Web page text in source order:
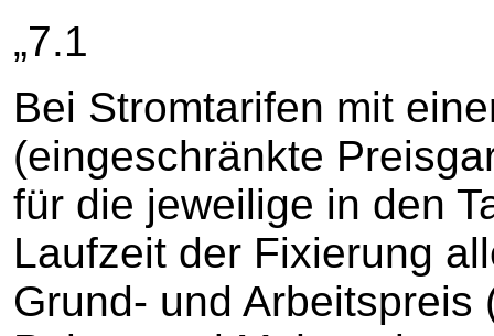
„7.1
Bei Stromtarifen mit
(eingeschränkte
für die jeweilige in den
Laufzeit der Fixierung
Grund- und